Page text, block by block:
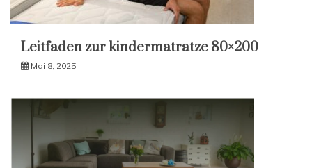
Leitfaden zur kindermatratze 80×200
Mai 8, 2025